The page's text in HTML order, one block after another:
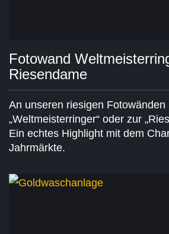
Fotowand
Riesendame
An unseren riesigen Fotowänden
„Weltmeisterringer“ oder zur
Ein echtes Highlight mit dem
Jahrmärkte.